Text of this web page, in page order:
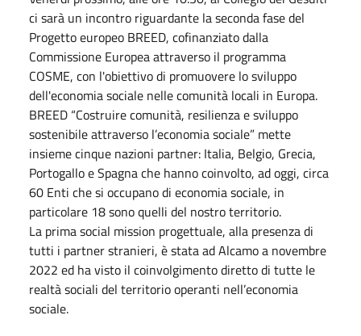
ci sarà un incontro riguardante la seconda fase del
Progetto europeo BREED, cofinanziato dalla
Commissione Europea attraverso il programma
COSME, con l'obiettivo di promuovere lo sviluppo
dell'economia sociale nelle comunità locali in Europa.
BREED “Costruire comunità, resilienza e sviluppo
sostenibile attraverso l’economia sociale” mette
insieme cinque nazioni partner: Italia, Belgio, Grecia,
Portogallo e Spagna che hanno coinvolto, ad oggi, circa
60 Enti che si occupano di economia sociale, in
particolare 18 sono quelli del nostro territorio.
La prima social mission progettuale, alla presenza di
tutti i partner stranieri, è stata ad Alcamo a novembre
2022 ed ha visto il coinvolgimento diretto di tutte le
realtà sociali del territorio operanti nell’economia
sociale.